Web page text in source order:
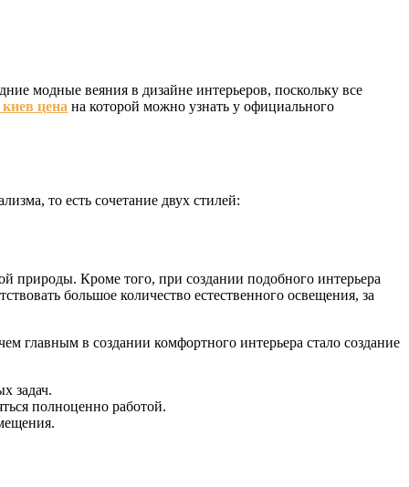
модные веяния в дизайне интерьеров, поскольку все
цена на которой можно узнать у официального
то есть сочетание двух стилей:
природы. Кроме того, при создании подобного интерьера
большое количество естественного освещения, за
главным в создании комфортного интерьера стало создание
задач.
полноценно работой.